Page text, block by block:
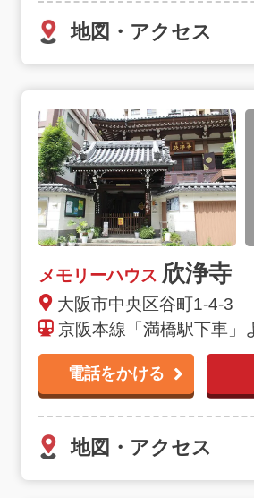
地図・アクセス
メモリーハウス 欣浄寺
大阪市中央区谷町1-4-3
京阪本線「満橋駅下車」
電話をかける
地図・アクセス